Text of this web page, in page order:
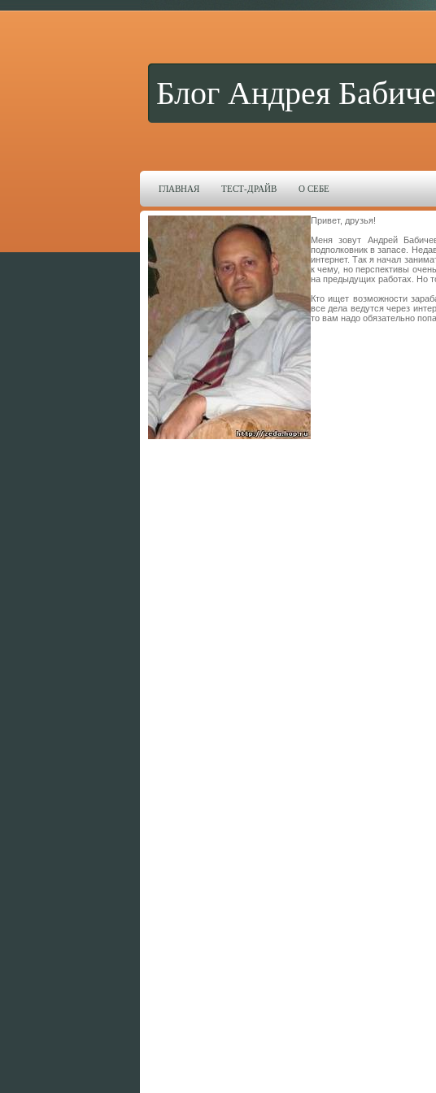
Блог Андрея
ГЛАВНАЯ ТЕСТ-ДРАЙВ О СЕБЕ
Привет, друзья!
Меня зовут Андрей
подполковник в запасе.
интернет. Так я начал
к чему, но перспективы
на предыдущих работах. Но
Кто ищет возможности
все дела ведутся через
то вам надо обязательно